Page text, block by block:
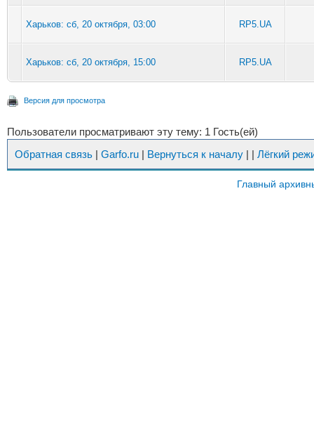
Харьков: сб, 20 октября, 03:00 RP5.UA
Харьков: сб, 20 октября, 15:00 RP5.UA
Версия для просмотра
Пользователи просматривают эту тему: 1 Гость(ей)
Обратная связь | Garfo.ru | Вернуться к началу | | Лёгкий
Главный